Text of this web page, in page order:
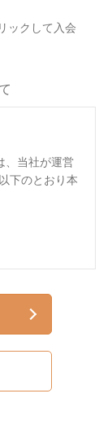
ックして入会
、当社が運営
下のとおり本
「当社」と
BS日テレ
。）におい
」といいま
ービスの閲
利用を行っ